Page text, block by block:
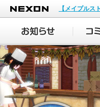
NEXON
【メイプルス